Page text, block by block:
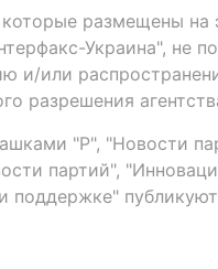
размещены на
Украина", не
и/или
разрешения
"Р", "Новости
партий",
поддержке"